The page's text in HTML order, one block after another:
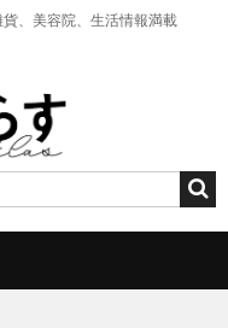
、美容院、生活情報満載